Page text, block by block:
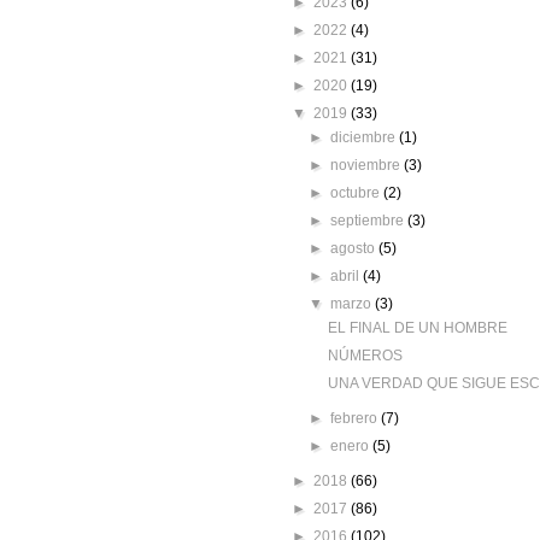
► 2022 (4)
► 2021 (31)
► 2020 (19)
▼ 2019 (33)
►diciembre(1)
► noviembre(3)
►octubre(2)
►septiembre(3)
►agosto(5)
►abril(4)
▼ marzo(3)
EL FINAL DE UN HOMBRE
NÚMEROS
UNA VERDAD QUE SIGUE
►febrero(7)
►enero(5)
► 2018 (66)
► 2017 (86)
► 2016 (102)